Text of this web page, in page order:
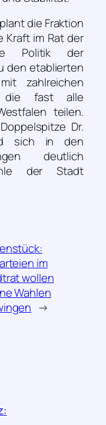
die Fraktion
im Rat der
Politik der
den etablierten
zahlreichen
die fast alle
teilen.
Dr.
sich in den
deutlich
der Stadt
im
wollen
Wahlen
→